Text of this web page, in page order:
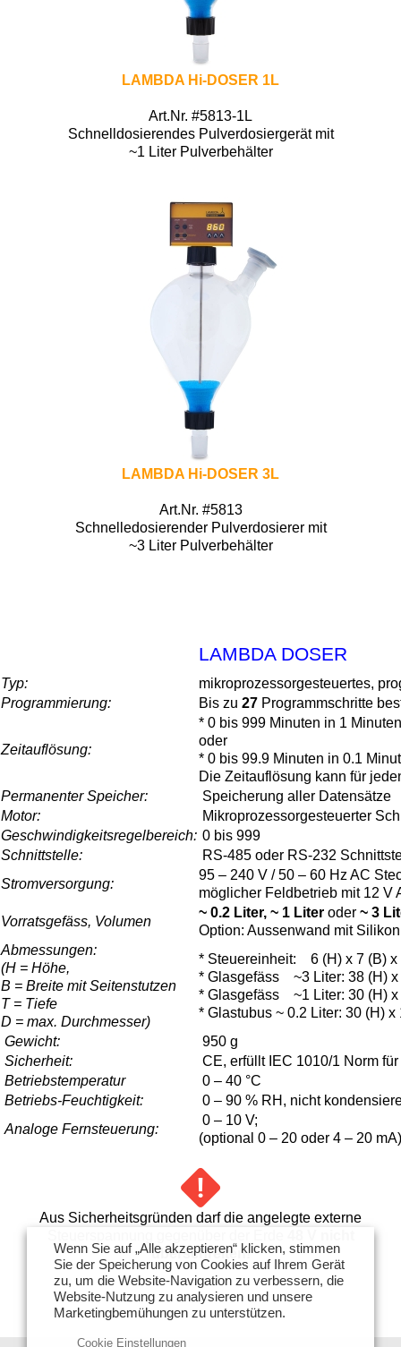
LAMBDA Hi-DOSER 1L
Art.Nr. #5813-1L
Schnelldosierendes Pulverdosiergerät mit
~1 Liter Pulverbehälter
LAMBDA Hi-DOSER 3L
Art.Nr. #5813
Schnelledosierender Pulverdosierer mit
~3 Liter Pulverbehälter
LAMBDA DOSER
Typ:
mikroprozessorgesteuertes,
Programmierung:
Bis zu 27Programmschritte
Zeitauflösung:
* 0 bis 999 Minuten in 1
oder
* 0 bis 99.9 Minuten in 0.1
Die Zeitauflösung kann für
Permanenter Speicher:
Speicherung aller Datensätze
Motor:
Mikroprozessorgesteuerter
Geschwindigkeitsregelbereich: 0 bis 999
Schnittstelle:
RS-485 oder RS-232
Stromversorgung:
95 – 240 V / 50 – 60 Hz AC
möglicher Feldbetrieb mit 12 V
Vorratsgefäss, Volumen
~ 0.2 Liter, ~ 1 Literoder ~ 3
Option: Aussenwand mit
Abmessungen:
(H = Höhe,
B = Breite mit Seitenstutzen
T = Tiefe
D = max. Durchmesser)
* Steuereinheit: 6 (H) x 7 (B) x
* Glasgefäss ~3 Liter: 38 (H) x
* Glasgefäss ~1 Liter: 30 (H) x
* Glastubus ~ 0.2 Liter: 30 (H) x
Gewicht:
950 g
Sicherheit:
CE, erfüllt IEC 1010/1 Norm
Betriebstemperatur
0 – 40 °C
Betriebs-Feuchtigkeit:
0 – 90 % RH, nicht
Analoge Fernsteuerung:
0 – 10 V;
(optional 0 – 20 oder 4 – 20 mA)
Aus Sicherheitsgründen darf die angelegte externe
überschreiten!
Wenn Sie auf „Alle akzeptieren“ klicken, stimmen
Sie der Speicherung von Cookies auf Ihrem Gerät
zu, um die Website-Navigation zu verbessern, die
Website-Nutzung zu analysieren und unsere
Marketingbemühungen zu unterstützen.
Cookie Einstellungen